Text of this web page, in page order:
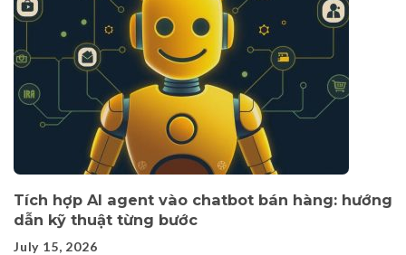
Tích hợp AI agent vào chatbot bán hàng: hướng
dẫn kỹ thuật từng bước
July 15, 2026